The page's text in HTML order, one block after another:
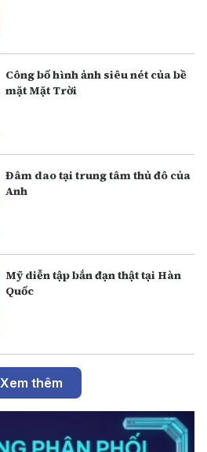
Công bố hình ảnh siêu nét của bề
mặt Mặt Trời
Đâm dao tại trung tâm thủ đô của
Anh
Mỹ diễn tập bắn đạn thật tại Hàn
Quốc
Xem thêm